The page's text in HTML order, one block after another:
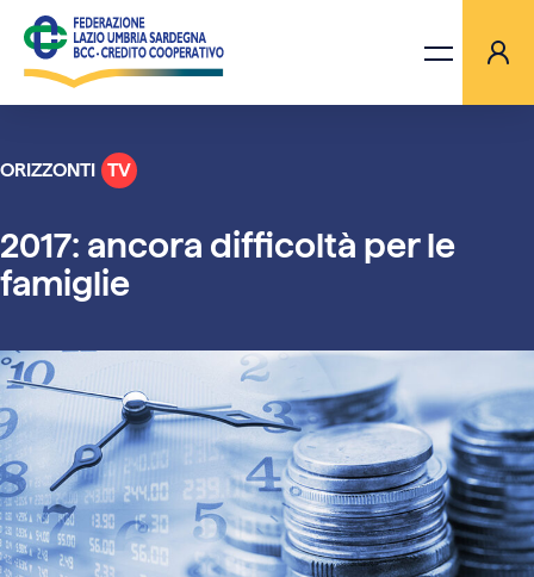
LA FEDERAZIONE
BANCHE
AGGIORNAMENTI
ORIZZONTI TV
ORIZZONTI TV
2017: ancora difficoltà per le
famiglie